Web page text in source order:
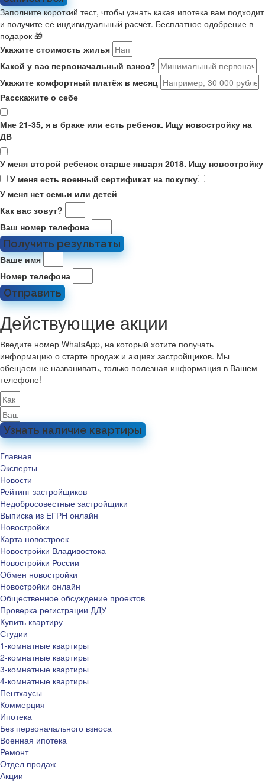
Заполните короткий тест, чтобы узнать какая ипотека вам подходит
и получите её индивидуальный расчёт. Бесплатное одобрение в
подарок 🎁
Укажите стоимость жилья
Какой у вас первоначальный взнос?
Укажите комфортный платёж в месяц
Расскажите о себе
Мне 21-35, я в браке или есть ребенок. Ищу новостройку на
ДВ
У меня второй ребенок старше января 2018. Ищу новостройку
У меня есть военный сертификат на покупку
У меня нет семьи или детей
Как вас зовут?
Ваш номер телефона
Получить результаты
Ваше имя
Номер телефона
Отправить
Действующие акции
Введите номер WhatsApp, на который хотите получать
информацию о старте продаж и акциях застройщиков. Мы
обещаем не названивать, только полезная информация в Вашем
телефоне!
Узнать наличие квартиры
Главная
Эксперты
Новости
Рейтинг застройщиков
Недобросовестные застройщики
Выписка из ЕГРН онлайн
Новостройки
Карта новостроек
Новостройки Владивостока
Новостройки России
Обмен новостройки
Новостройки онлайн
Общественное обсуждение проектов
Проверка регистрации ДДУ
Купить квартиру
Студии
1-комнатные квартиры
2-комнатные квартиры
3-комнатные квартиры
4-комнатные квартиры
Пентхаусы
Коммерция
Ипотека
Без первоначального взноса
Военная ипотека
Ремонт
Отдел продаж
Акции